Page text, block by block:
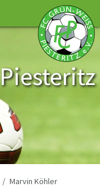
Marvin Köhler